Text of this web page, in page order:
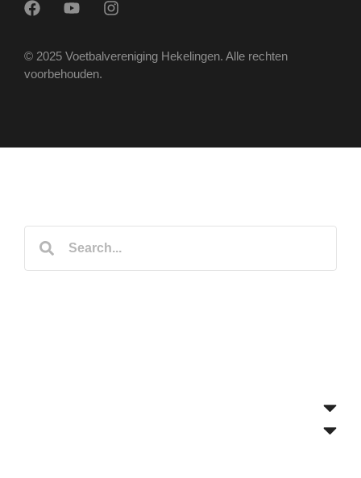
© 2025 Voetbalvereniging Hekelingen. Alle rechten
voorbehouden.